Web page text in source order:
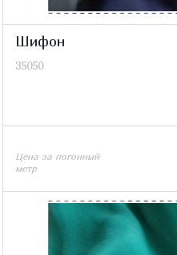
Шифон
35050
Цена за погонный
метр